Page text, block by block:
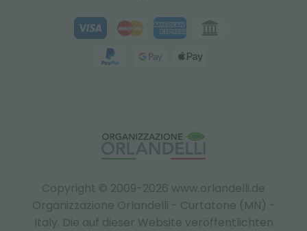
Copyright © 2009-2026 www.orlandelli.de
Organizzazione Orlandelli - Curtatone (MN) -
Italy. Die auf dieser Website veröffentlichten